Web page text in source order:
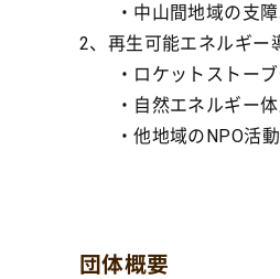
・中山間地域の支障
2、再生可能エネルギー
・ロケットストーブ
・自然エネルギー体
・他地域のNPO活動
団体概要